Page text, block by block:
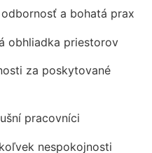
a bohatá prax
obhliadka priestorov
za poskytované
pracovníci
nespokojnosti